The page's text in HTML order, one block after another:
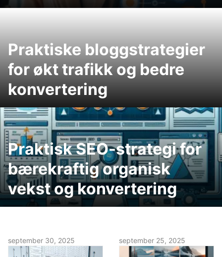
Praktiske bloggstrategier
for økt trafikk og bedre
konvertering
Praktisk SEO-strategi for
bærekraftig organisk
vekst og konvertering
september 30, 2025 september 25, 2025